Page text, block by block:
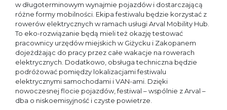
w długoterminowym wynajmie pojazdów i dostarczającą
różne formy mobilności. Ekipa festiwalu będzie korzystać z
rowerów elektrycznych w ramach usługi Arval Mobility Hub.
To eko-rozwiązanie będą mieli też okazję testować
pracownicy urzędów miejskich w Giżycku i Zakopanem
dojeżdżając do pracy przez całe wakacje na rowerach
elektrycznych. Dodatkowo, obsługa techniczna będzie
podróżować pomiędzy lokalizacjami festiwalu
elektrycznymi samochodami i VAN-ami. Dzięki
nowoczesnej flocie pojazdów, festiwal – wspólnie z Arval –
dba o niskoemisyjność i czyste powietrze.